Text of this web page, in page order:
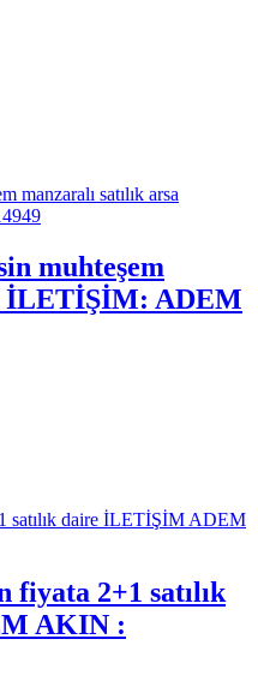
muhteşem
İLETİŞİM: ADEM
fiyata 2+1 satılık
AKIN :